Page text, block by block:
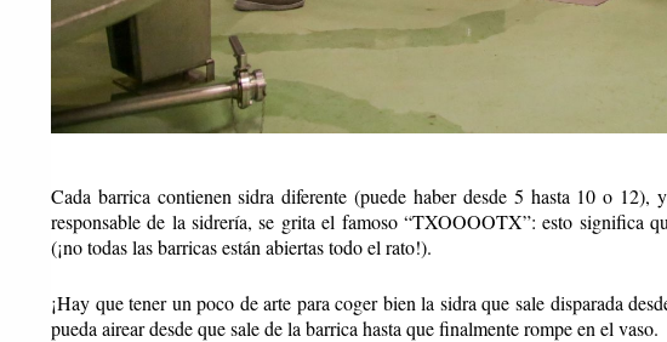
Cada barrica contienen sidra diferente (puede haber desde 5 hasta 10 o
responsable de la sidrería, se grita el famoso “TXOOOOTX”: esto significa
(¡no todas las barricas están abiertas todo el rato!).
¡Hay que tener un poco de arte para coger bien la sidra que sale disparada
pueda airear desde que sale de la barrica hasta que finalmente rompe en el vaso.